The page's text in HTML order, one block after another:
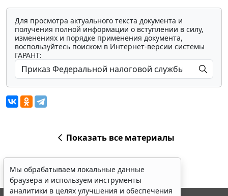
Для просмотра актуального текста документа и
получения полной информации о вступлении в силу,
изменениях и порядке применения документа,
воспользуйтесь поиском в Интернет-версии системы
ГАРАНТ:
Показать все материалы
Мы обрабатываем локальные данные
браузера и используем инструменты
аналитики в целях улучшения и обеспечения